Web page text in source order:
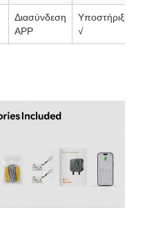
Διασύνδεση
APP
Υποστήριξη
√